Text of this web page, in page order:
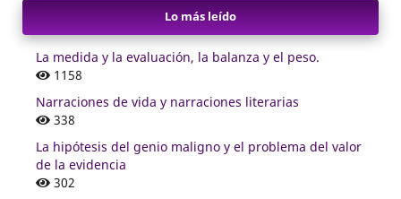
Lo más leído
La medida y la evaluación, la balanza y el peso.
1158
Narraciones de vida y narraciones literarias
338
La hipótesis del genio maligno y el problema del valor
de la evidencia
302